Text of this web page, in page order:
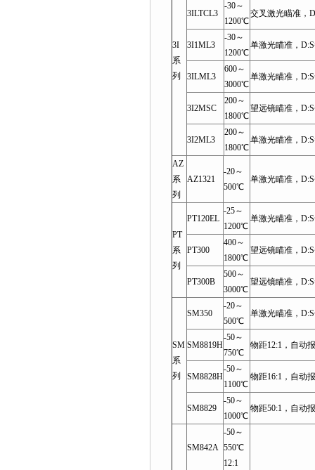
3I
系
列
3ILTCL3
-30～
1200℃
交叉激光瞄准，
3I1ML3
-30～
1200℃
单激光瞄准，
3ILML3
600～
3000℃
单激光瞄准，
3I2MSC
200～
1800℃
望远镜瞄准，
3I2ML3
200～
1800℃
单激光瞄准，
AZ
系
列
AZ1321
-20～
500℃
单激光瞄准，
PT
系
列
PT120EL
-25～
1200℃
单激光瞄准，
PT300
400～
1800℃
望远镜瞄准，
PT300B
500～
3000℃
望远镜瞄准，
SM
系
列
SM350
-20～
500℃
单激光瞄准，
SM8819H
-50～
750℃
物距12:1，自动
SM8828H
-50～
1100℃
物距16:1，自动
SM8829
-50～
1000℃
物距50:1，自动
SM842A
-50～
550℃
12:1